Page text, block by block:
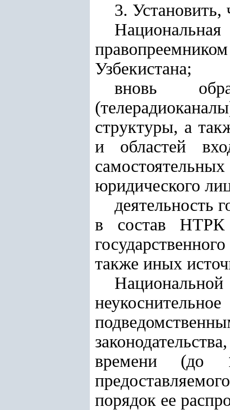
3. Установить,
Узбекистана;
вновь
структуры, а
и областей
юридического
деятельность
в состав НТРК
также иных
времени (до
порядок ее